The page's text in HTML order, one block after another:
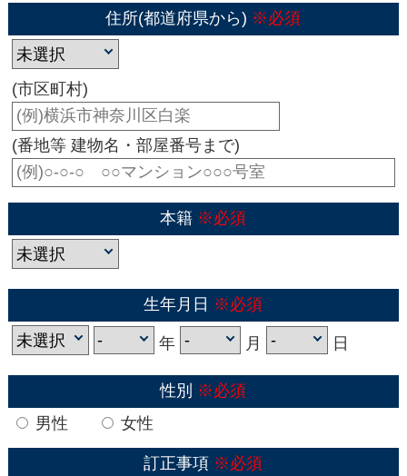
住所(都道府県から) ※必須
(市区町村)
(番地等 建物名・部屋番号まで)
本籍 ※必須
生年月日 ※必須
年 月 日
性別 ※必須
男性
女性
訂正事項 ※必須